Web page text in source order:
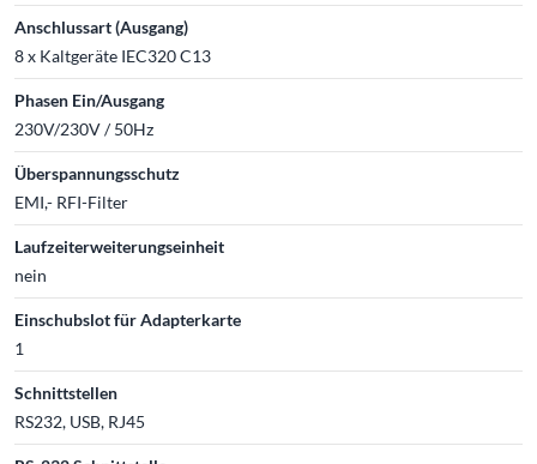
Anschlussart (Ausgang)
8 x Kaltgeräte IEC320 C13
Phasen Ein/Ausgang
230V/230V / 50Hz
Überspannungsschutz
EMI,- RFI-Filter
Laufzeiterweiterungseinheit
nein
Einschubslot für Adapterkarte
1
Schnittstellen
RS232, USB, RJ45